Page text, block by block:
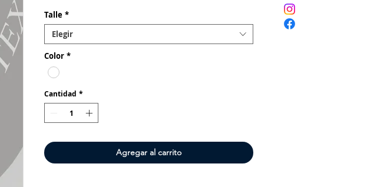
Talle *
Elegir
Color *
Cantidad *
Agregar al carrito